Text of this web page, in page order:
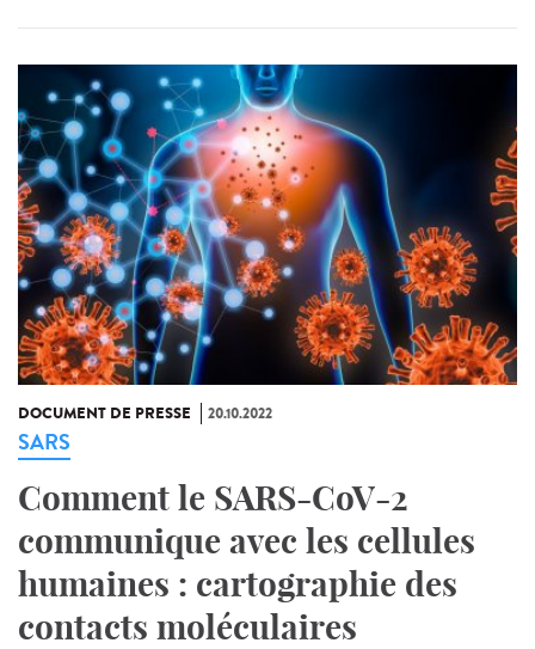
DOCUMENT DE PRESSE 20.10.2022
SARS
Comment le SARS-CoV-2
communique avec les cellules
humaines : cartographie des
contacts moléculaires